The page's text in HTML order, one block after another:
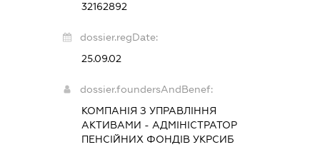
32162892
dossier.regDate:
25.09.02
dossier.foundersAndBenef:
КОМПАНІЯ З УПРАВЛІННЯ
АКТИВАМИ - АДМІНІСТРАТОР
ПЕНСІЙНИХ ФОНДІВ УКРСИБ